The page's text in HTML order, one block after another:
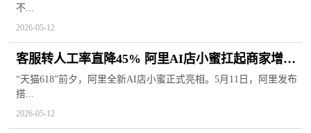
不...
2026-05-12
客服转人工率直降45% 阿里AI店小蜜扛起商家增长
重任|今亮点
“天猫618”前夕，阿里全新AI店小蜜正式亮相。5月11日，阿里发布
搭...
2026-05-12